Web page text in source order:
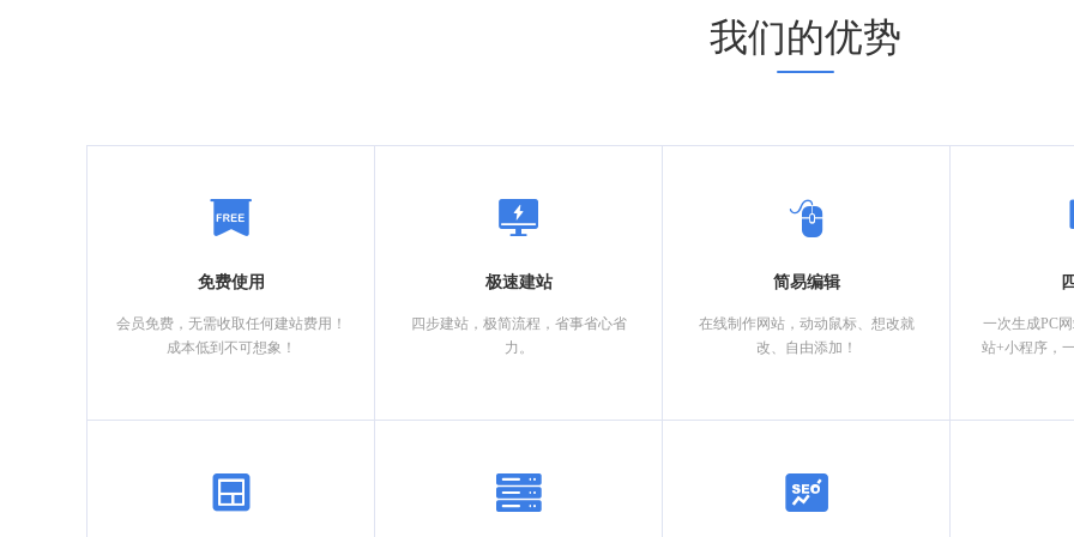
我们的优势
免费使用
会员免费，无需收取任何建站费用！
成本低到不可想象！
极速建站
四步建站，极简流程，省事省心省
力。
简易编辑
在线制作网站，动动鼠标、想改就
改、自由添加！
一次生成PC
站+小程序，